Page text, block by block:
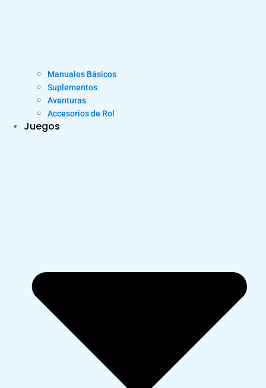
Manuales Básicos
Suplementos
Aventuras
Accesorios de Rol
Juegos